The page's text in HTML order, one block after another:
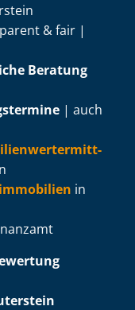
& fair |
Beratung
| auch
in